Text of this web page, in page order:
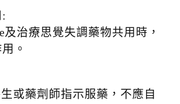
及治療思覺失調藥物共用時，
。
或藥劑師指示服藥，不應自